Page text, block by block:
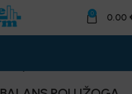
0 0.00